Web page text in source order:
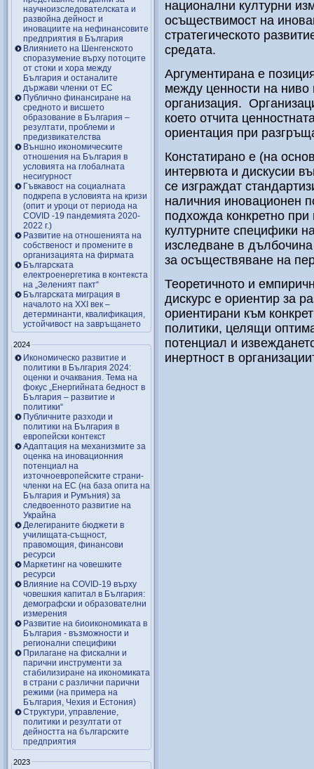
научноизследователската и
развойна дейност и
иновациите на нефинансовите
предприятия в България
Влиянието на Шенгенското
споразумение върху потоците
от стоки и хора между
България и останалите
държави членки от ЕС
Публично финансиране на
средното и висшето
образование в България –
резултати, проблеми и
предизвикателства
Външно икономическите
отношения на България в
условията на глобалната
несигурност
Гъвкавост на социалната
подкрепа в условията на кризи
(опит и уроци от периода на
COVID -19 пандемията 2020-
2022 г.)
Развитие на отношенията на
собственост и промените в
организацията на фирмата
Българската
електроенергетика в контекста
на „Зеленият пакт“
Българската миграция в
началото на ХХІ век –
детерминанти, квалификация,
устойчивост на завръщането
2024
Икономическо развитие и
политики в България 2024:
оценки и очаквания. Тема на
фокус „Енергийната бедност в
България – развитие и
политики“
Публичните разходи и
политики на България в
европейски контекст
Адаптация на механизмите за
оценка на иновационния
потенциал на
източноевропейските страни-
членки на ЕС (на база опита на
България и Румъния) за
следвоенното развитие на
Украйна
Делегираните бюджети в
училищата-същност,
правомощия, финансови
ресурси
Маркетинг на човешките
ресурси
Влияние на COVID-19 върху
човешкия капитал в България:
демографски и образователни
измерения
Развитие на биоикономиката в
България - възможности и
регионални специфики
Прилагане на фискални и
парични инструменти за
стабилизиране на икономиката
в страни с различни парични
режими (на примера на
България, Чехия и Естония)
Структури, управление,
политики и резултати от
дейността на българските
предприятия
2023
национални културни
осъществимост на
стратегическото
средата.
Аргументирана е
между ценности на ниво
организация.
което отчита
ориентация при
Констатирано е (на
интервюта и дискусии
се изграждат
наличния иновационен
подхожда конкретно
културните специфики
изследване в
за осъществяване на
Теоретичното и
дискурс е ориентир за
ориентирани към
политики, целящи
потенциал и
инертност в